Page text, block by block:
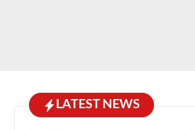
LATEST NEWS